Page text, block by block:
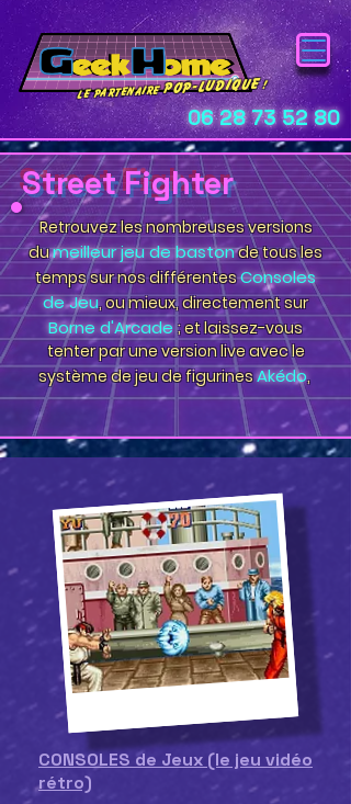
Le Partenairepop-ludique!
06 28 73 52 80
Street Fighter
Retrouvez les nombreuses versions
dumeilleur jeu de bastonde tous les
temps sur nos différentesConsoles
de Jeu, ou mieux, directement sur
Borne d'Arcade; et laissez-vous
tenter par une version live avec le
système de jeu de figurinesAkédo,
CONSOLES de Jeux (le jeu vidéo
rétro)